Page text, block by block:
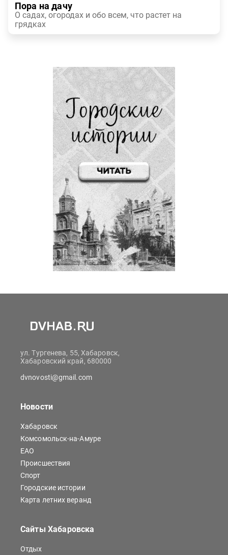
Пора на дачу
О садах, огородах и обо всем, что растет на
грядках
ул. Тургенева, 55, Хабаровск,
Хабаровский край, 680000
dvnovosti@gmail.com
Новости
Хабаровск
Комсомольск-на-Амуре
ЕАО
Происшествия
Спорт
Городские истории
Карта летних веранд
Сайты Хабаровска
Отдых